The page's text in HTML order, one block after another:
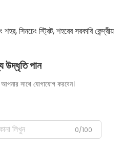
সিনচেং স্ট্রিট, শহরের সরকারি কেন্দ্রীয়
উদ্ধৃতি পান
সাথে যোগাযোগ করবেন।
0/100